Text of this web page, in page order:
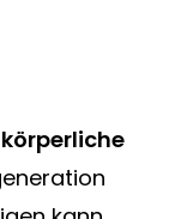
körperliche